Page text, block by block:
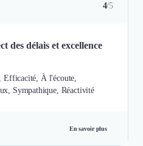
4/5
des délais et excellence
À l'écoute,
Sympathique, Réactivité
En savoir plus